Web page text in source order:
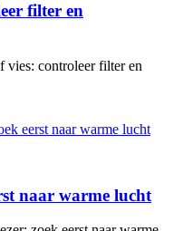
filter en
vies: controleer filter en
naar warme lucht